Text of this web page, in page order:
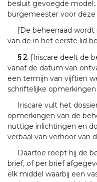
besluit gevoegde
burgemeester voor deze
[De beheerraad
van de in het eerste lid
§ 2. [Iriscare deelt de
vanaf de datum van
een termijn van vijftien
schriftelijke
Iriscare vult het
opmerkingen van de
nuttige inlichtingen en
verbaal van verhoor van
Daartoe roept hij de
brief, of per brief
elk middel waarbij een